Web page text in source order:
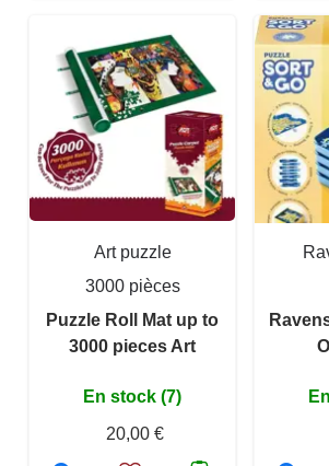
Art puzzle
3000 pièces
Puzzle Roll Mat up to
3000 pieces Art
En stock (7)
20,00 €